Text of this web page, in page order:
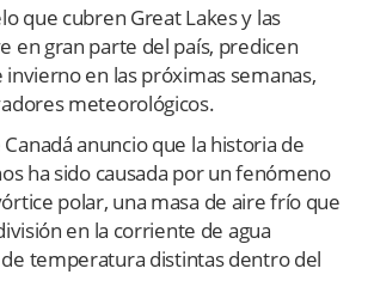
que cubren Great Lakes y las
en gran parte del país, predicen
en las próximas semanas,
meteorológicos.
anuncio que la historia de
ha sido causada por un fenómeno
polar, una masa de aire frío que
en la corriente de agua
temperatura distintas dentro del